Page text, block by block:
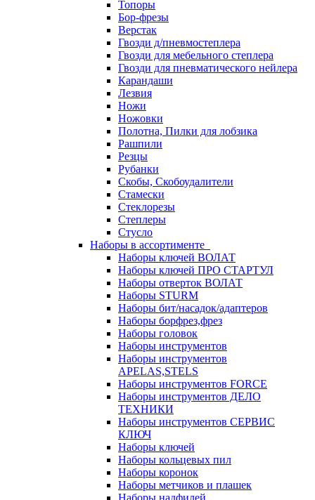
Топоры
Бор-фрезы
Верстак
Гвозди д/пневмостеплера
Гвозди для мебельного степлера
Гвозди для пневматического нейлера
Карандаши
Лезвия
Ножи
Ножовки
Полотна, Пилки для лобзика
Рашпили
Резцы
Рубанки
Скобы, Скобоудалители
Стамески
Стеклорезы
Степлеры
Стусло
Наборы в ассортименте
Наборы ключей ВОЛАТ
Наборы ключей ПРО СТАРТУЛ
Наборы отверток ВОЛАТ
Наборы STURM
Наборы бит/насадок/адаптеров
Наборы борфрез,фрез
Наборы головок
Наборы инструментов
Наборы инструментов
APELAS,STELS
Наборы инструментов FORCE
Наборы инструментов ДЕЛО
ТЕХНИКИ
Наборы инструментов СЕРВИС
КЛЮЧ
Наборы ключей
Наборы кольцевых пил
Наборы коронок
Наборы метчиков и плашек
Наборы надфилей